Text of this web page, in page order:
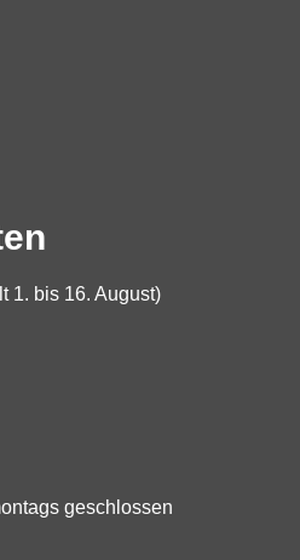
1. bis 16. August)
geschlossen